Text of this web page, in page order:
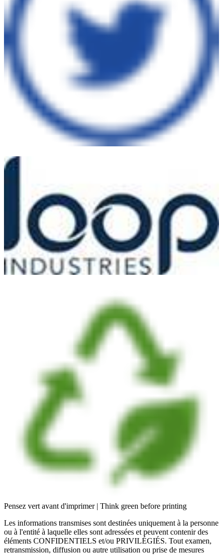
Pensez vert avant d'imprimer | Think green before printing
Les informations transmises sont destinées uniquement à la personne
ou à l'entité à laquelle elles sont adressées et peuvent contenir des
éléments CONFIDENTIELS et/ou PRIVILÉGIÉS. Tout examen,
retransmission, diffusion ou autre utilisation ou prise de mesures